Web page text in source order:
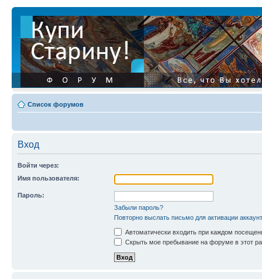
Список форумов
Вход
Войти через:
Имя пользователя:
Пароль:
Забыли пароль?
Повторно выслать письмо для активации
Автоматически входить при каждом
Скрыть мое пребывание на форуме в этот